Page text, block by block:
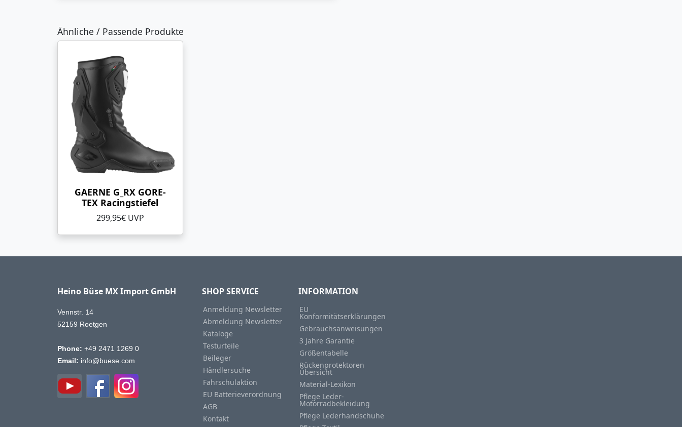
Ähnliche / Passende Produkte
GAERNE G_RX GORE-
TEX Racingstiefel
299,95€ UVP
Heino Büse MX Import GmbH
Vennstr. 14
52159 Roetgen
Phone: +49 2471 1269 0
Email: info@buese.com
SHOP SERVICE
Anmeldung Newsletter
Abmeldung Newsletter
Kataloge
Testurteile
Beileger
Händlersuche
Fahrschulaktion
EU Batterieverordnung
AGB
Kontakt
INFORMATION
EU
Konformitätserklärungen
Gebrauchsanweisungen
3 Jahre Garantie
Größentabelle
Rückenprotektoren
Übersicht
Material-Lexikon
Pflege Leder-
Motorradbekleidung
Pflege Lederhandschuhe